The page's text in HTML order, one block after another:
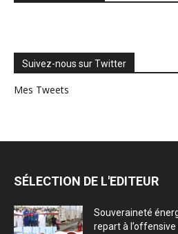
Suivez-nous sur Twitter
Mes Tweets
SÉLECTION DE L'EDITEUR
Souveraineté
repart à l’offensive